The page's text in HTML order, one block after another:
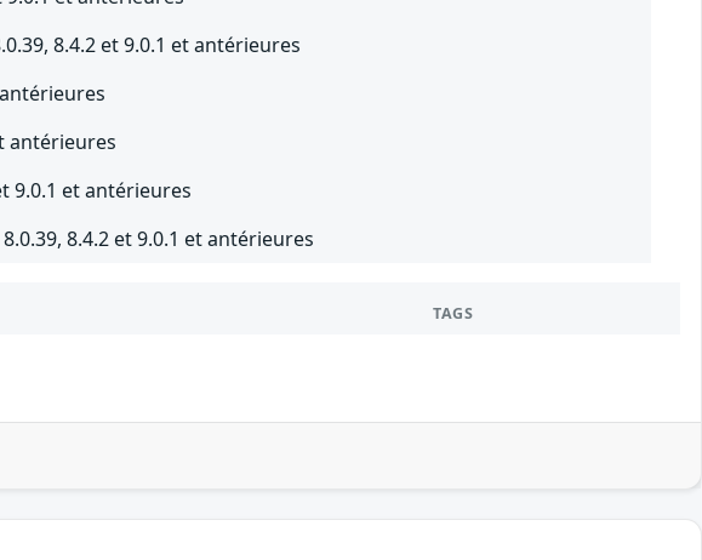
8.4.2 et 9.0.1 et antérieures
antérieures
9.0.1 et antérieures
8.4.2 et 9.0.1 et antérieures
TAGS